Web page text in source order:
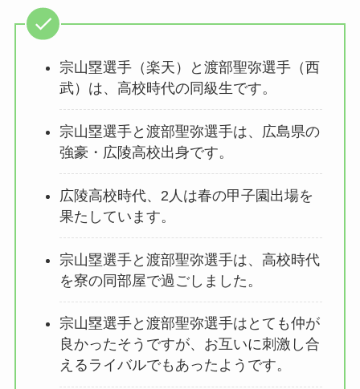
宗山塁選手（楽天）と渡部聖弥選手（西
武）は、高校時代の同級生です。
宗山塁選手と渡部聖弥選手は、広島県の
強豪・広陵高校出身です。
広陵高校時代、2人は春の甲子園出場を
果たしています。
宗山塁選手と渡部聖弥選手は、高校時代
を寮の同部屋で過ごしました。
宗山塁選手と渡部聖弥選手はとても仲が
良かったそうですが、お互いに刺激し合
えるライバルでもあったようです。